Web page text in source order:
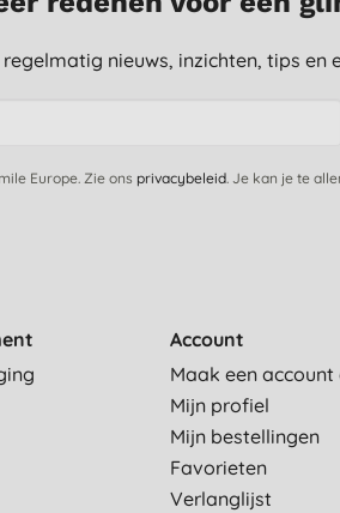
nieuws, inzichten, tips en
Europe. Zie ons privacybeleid. Je kan je te
Account
Maak een account
Mijn profiel
Mijn bestellingen
Favorieten
Verlanglijst